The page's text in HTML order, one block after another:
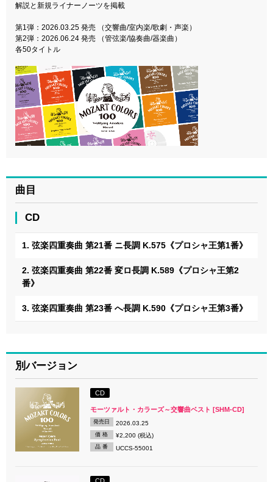
解説と新規ライナーノーツを掲載
第1弾：2026.03.25 発売 （交響曲/室内楽/歌劇・声楽）
第2弾：2026.06.24 発売 （管弦楽/協奏曲/器楽曲）
各50タイトル
曲目
CD
1. 弦楽四重奏曲 第21番 ニ長調 K.575《プロシャ王第1番》
2. 弦楽四重奏曲 第22番 変ロ長調 K.589《プロシャ王第2
番》
3. 弦楽四重奏曲 第23番 へ長調 K.590《プロシャ王第3番》
別バージョン
CD
モーツァルト・カラーズ～交響曲ベスト [SHM-CD]
発売日 2026.03.25
価 格 ¥2,200 (税込)
品 番 UCCS-55001